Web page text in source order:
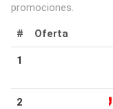
promociones.
# Oferta
1
2